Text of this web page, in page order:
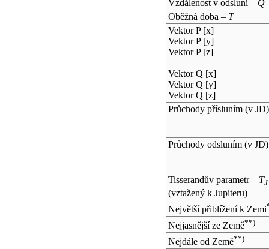
Vzdálenost v odsluní – Q
Oběžná doba – T
Vektor P [x]
Vektor P [y]
Vektor P [z]
Vektor Q [x]
Vektor Q [y]
Vektor Q [z]
Průchody přísluním (v JD)
Průchody odsluním (v JD)
Tisserandův parametr – TJ
(vztažený k Jupiteru)
Největší přiblížení k Zemi
Nejjasnější ze Země**)
Nejdále od Země**)